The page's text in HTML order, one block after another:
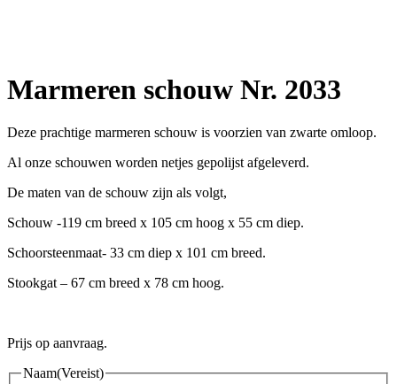
Marmeren schouw Nr. 2033
Deze prachtige marmeren schouw is voorzien van zwarte omloop.
Al onze schouwen worden netjes gepolijst afgeleverd.
De maten van de schouw zijn als volgt,
Schouw -119 cm breed x 105 cm hoog x 55 cm diep.
Schoorsteenmaat- 33 cm diep x 101 cm breed.
Stookgat – 67 cm breed x 78 cm hoog.
Prijs op aanvraag.
Naam(Vereist)